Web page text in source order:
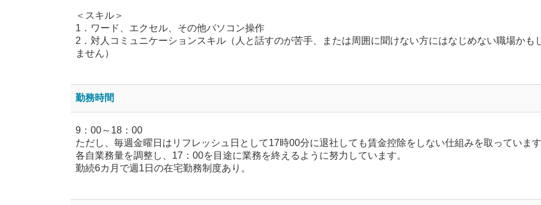
＜スキル＞
1．ワード、エクセル、その他パソコン操作
2．対人コミュニケーションスキル（人と話すのが苦手、または周囲に聞けない方にはなじめない職場かも
ません）
勤務時間
9：00～18：00
ただし、毎週金曜日はリフレッシュ日として17時00分に退社しても賃金控除をしない仕組みを取っています
各自業務量を調整し、17：00を目途に業務を終えるように努力しています。
勤続6カ月で週1日の在宅勤務制度あり。